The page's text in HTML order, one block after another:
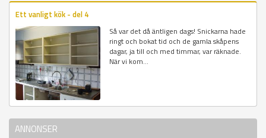
Ett vanligt kök - del 4
Så var det då äntligen dags! Snickarna hade
ringt och bokat tid och de gamla skåpens
dagar, ja till och med timmar, var räknade.
När vi kom...
ANNONSER